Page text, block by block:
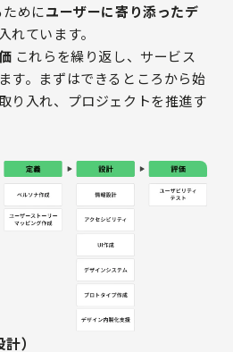
めにユーザーに寄り添ったデ
れています。
これらを繰り返し、サービス
す。まずはできるところから始
り入れ、プロジェクトを推進す
）